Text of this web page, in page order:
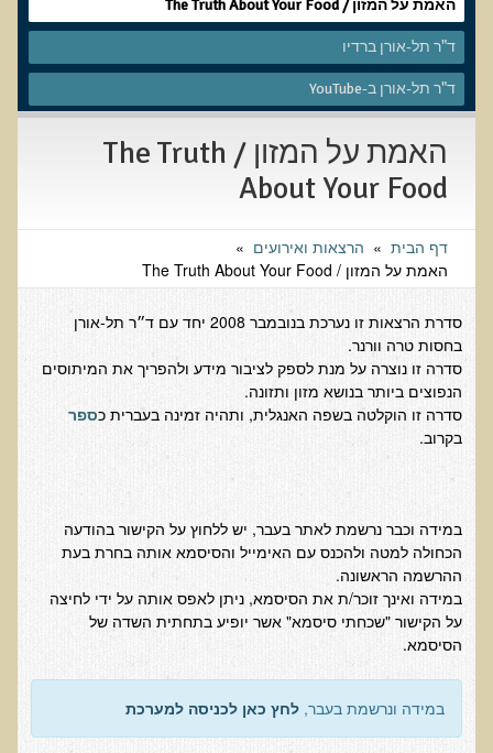
שאלונים רפואיים פונקציונאליים
טופס קבלה לייעוץ קליני
טופס הרשמה לקבלת ייעוץ / טיפול + טופס פרטי בריאות
היסטוריה כרונולוגית
שאלון DASS
שאלון Identi-T Stress Assesment
שאלון נוירוביהוויוראלי
שאלון מערכת התריס
שאלון אוטואימוני
שאלון קנדידה
שאלון סימפטומים של קרינת רדיו
פרוטוקולים רפואיים
בדיקות מעבדה פונקציונאליות
בדיקת סריקה - חומצות אורגניות בשתן
בדיקת שתן לאיתור הצטברות של מתכות כבדות
בדיקת צואה לאיתור מתכות כבדות
בדיקה מקיפה לתפקוד מערכת העיכול
בדיקות לרגישויות לחלבונים
האמת על המזון / The Truth About Your Food
ד"ר תל-אורן ברדיו
ד"ר תל-אורן ב-YouTube
האמת על המזון / The Truth
About Your Food
דף הבית » הרצאות ואירועים »
האמת על המזון / The Truth About Your Food
סדרת הרצאות זו נערכת בנובמבר 2008 יחד עם ד״ר תל-אורן
בחסות טרה וורנר.
סדרה זו נוצרה על מנת לספק לציבור מידע ולהפריך את המיתוסים
הנפוצים ביותר בנושא מזון ותזונה.
סדרה זו הוקלטה בשפה האנגלית, ותהיה זמינה בעברית כספר
בקרוב.
במידה וכבר נרשמת לאתר בעבר, יש ללחוץ על הקישור בהודעה
הכחולה למטה ולהכנס עם האימייל והסיסמא אותה בחרת בעת
ההרשמה הראשונה.
במידה ואינך זוכר/ת את הסיסמא, ניתן לאפס אותה על ידי לחיצה
על הקישור "שכחתי סיסמא" אשר יופיע בתחתית השדה של
הסיסמא.
במידה ונרשמת בעבר,לחץ כאן לכניסה למערכת